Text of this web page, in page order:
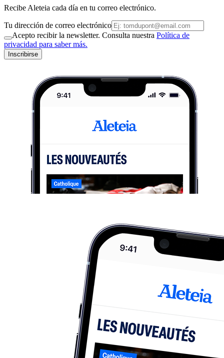
Recibe Aleteia cada día en tu correo electrónico.
Tu dirección de correo electrónico
Acepto recibir la newsletter. Consulta nuestra Política de
privacidad para saber más.
Inscribirse